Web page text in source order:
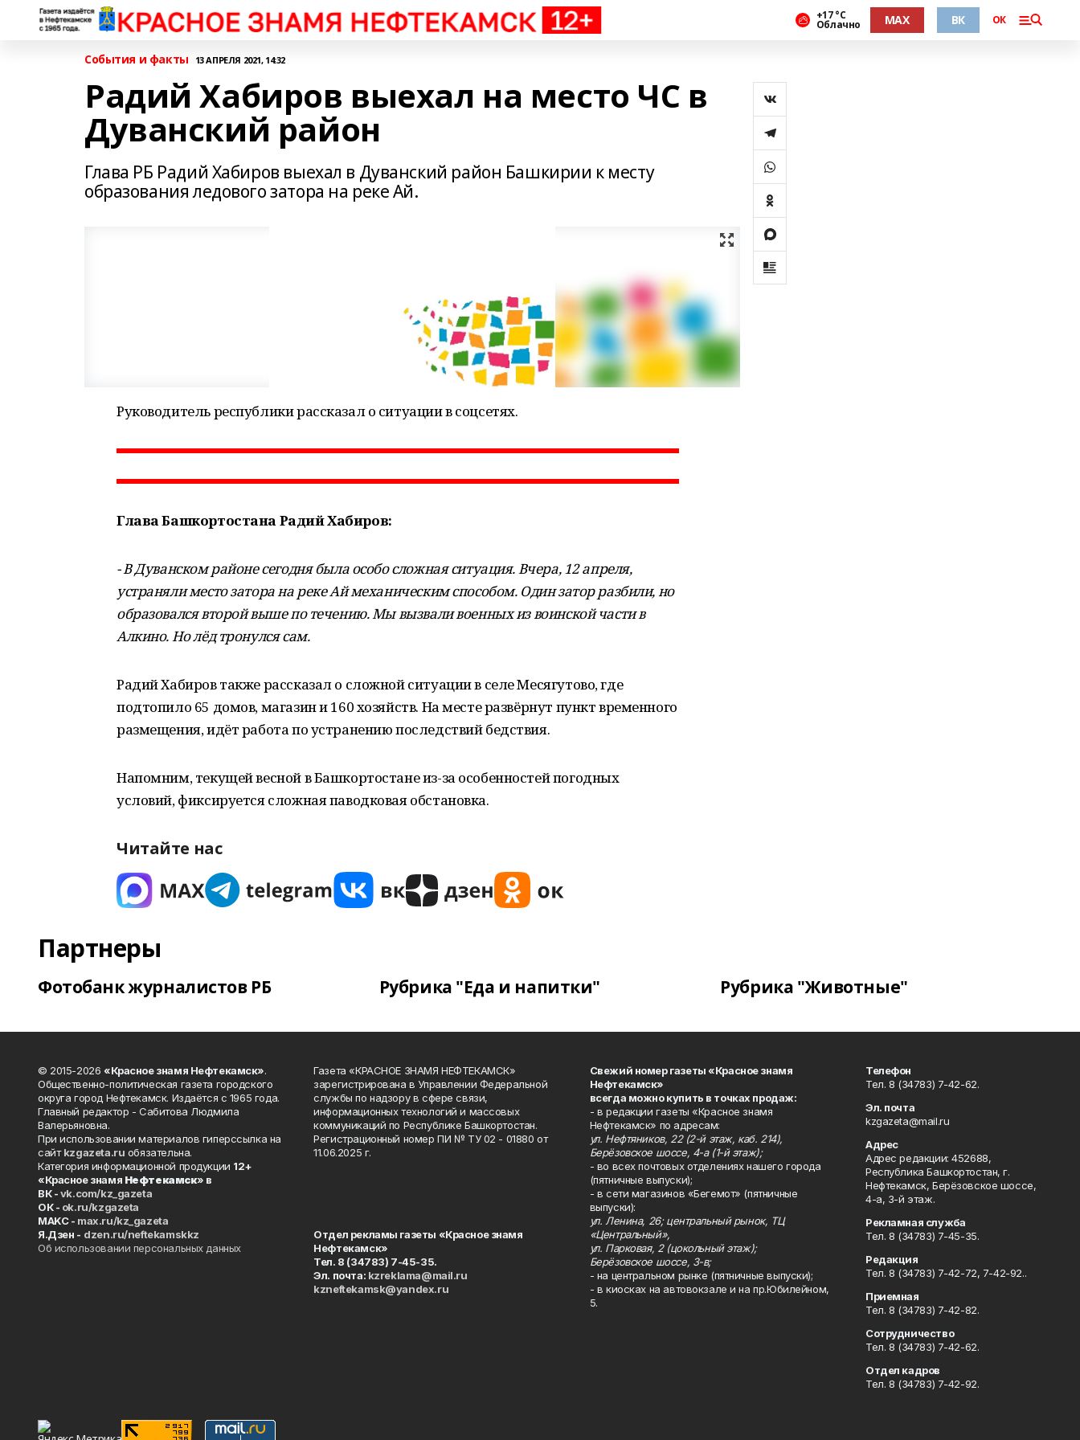
+17 °С
Облачно MAX ВК ОК
События и факты 13 АПРЕЛЯ 2021, 14:32
Радий Хабиров выехал на место ЧС в
Дуванский район
Глава РБ Радий Хабиров выехал в Дуванский район Башкирии к месту
образования ледового затора на реке Ай.
Руководитель республики рассказал о ситуации в соцсетях.
Глава Башкортостана Радий Хабиров:
- В Дуванском районе сегодня была особо сложная ситуация. Вчера, 12 апреля,
устраняли место затора на реке Ай механическим способом. Один затор разбили, но
образовался второй выше по течению. Мы вызвали военных из воинской части в
Алкино. Но лёд тронулся сам.
Радий Хабиров также рассказал о сложной ситуации в селе Месягутово, где
подтопило 65 домов, магазин и 160 хозяйств. На месте развёрнут пункт временного
размещения, идёт работа по устранению последствий бедствия.
Напомним, текущей весной в Башкортостане из-за особенностей погодных
условий, фиксируется сложная паводковая обстановка.
Читайте нас
Партнеры
Фотобанк журналистов РБ Рубрика "Еда и напитки" Рубрика "Животные"
© 2015-2026 «Красное знамя Нефтекамск».
Общественно-политическая газета городского
округа город Нефтекамск. Издаётся с 1965 года.
Главный редактор - Сабитова Людмила
Валерьяновна.
При использовании материалов гиперссылка на
сайтkzgazeta.ru обязательна.
Категория информационной продукции 12+
«Красное знамя Нефтекамск» в
ВК -vk.com/kz_gazeta
ОК - ok.ru/kzgazeta
MAKC - max.ru/kz_gazeta
Я.Дзен - dzen.ru/neftekamskkz
Об использовании персональных данных
Газета «КРАСНОЕ ЗНАМЯ НЕФТЕКАМСК»
зарегистрирована в Управлении Федеральной
службы по надзору в сфере связи,
информационных технологий и массовых
коммуникаций по Республике Башкортостан.
Регистрационный номер ПИ № ТУ 02 - 01880 от
11.06.2025 г.
Отдел рекламы газеты «Красное знамя
Нефтекамск»
Тел. 8 (34783) 7-45-35.
Эл. почта: kzreklama@mail.ru
kzneftekamsk@yandex.ru
Свежий номер газеты «Красное знамя
Нефтекамск»
всегда можно купить в точках продаж:
- в редакции газеты «Красное знамя
Нефтекамск» по адресам:
ул. Нефтяников, 22 (2-й этаж, каб. 214),
Берёзовское шоссе, 4-а (1-й этаж);
- во всех почтовых отделениях нашего города
(пятничные выпуски);
- в сети магазинов «Бегемот» (пятничные
выпуски):
ул. Ленина, 26; центральный рынок, ТЦ
«Центральный»,
ул. Парковая, 2 (цокольный этаж);
Берёзовское шоссе, 3-в;
- на центральном рынке (пятничные выпуски);
- в киосках на автовокзале и на пр.Юбилейном,
5.
Телефон
Тел. 8 (34783) 7-42-62.
Эл. почта
kzgazeta@mail.ru
Адрес
Адрес редакции: 452688,
Республика Башкортостан, г.
Нефтекамск, Берёзовское шоссе,
4-а, 3-й этаж.
Рекламная служба
Тел. 8 (34783) 7-45-35.
Редакция
Тел. 8 (34783) 7-42-72, 7-42-92..
Приемная
Тел. 8 (34783) 7-42-82.
Сотрудничество
Тел. 8 (34783) 7-42-62.
Отдел кадров
Тел. 8 (34783) 7-42-92.